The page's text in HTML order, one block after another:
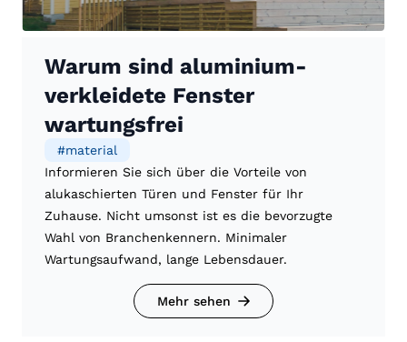
Warum sind aluminium-
verkleidete Fenster
wartungsfrei
#material
Informieren Sie sich über die Vorteile von
alukaschierten Türen und Fenster für Ihr
Zuhause. Nicht umsonst ist es die bevorzugte
Wahl von Branchenkennern. Minimaler
Wartungsaufwand, lange Lebensdauer.
Mehr sehen